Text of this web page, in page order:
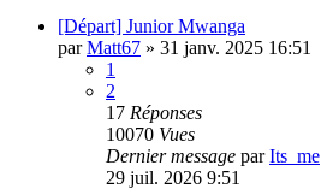
[Départ] Junior Mwanga
parMatt67 » 31 janv. 2025 16:51
1
2
17 Réponses
10070 Vues
Dernier message parIts_me
29 juil. 2026 9:51